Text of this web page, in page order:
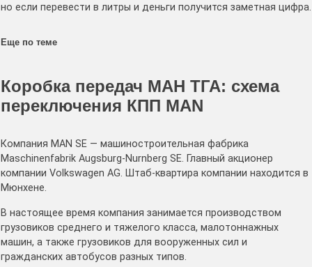
но если перевести в литры и деньги получится заметная цифра.
Еще по теме
Коробка передач МАН ТГА: схема
переключения КПП MAN
Компания MAN SE — машиностроительная фабрика
Maschinenfabrik Augsburg-Nurnberg SE. Главный акционер
компании Volkswagen AG. Штаб-квартира компании находится в
Мюнхене.
В настоящее время компания занимается производством
грузовиков среднего и тяжелого класса, малотоннажных
машин, а также грузовиков для вооруженных сил и
гражданских автобусов разных типов.